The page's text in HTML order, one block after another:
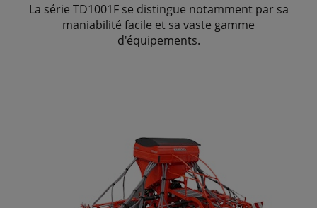
La série TD1001F se distingue notamment par sa
maniabilité facile et sa vaste gamme
d'équipements.